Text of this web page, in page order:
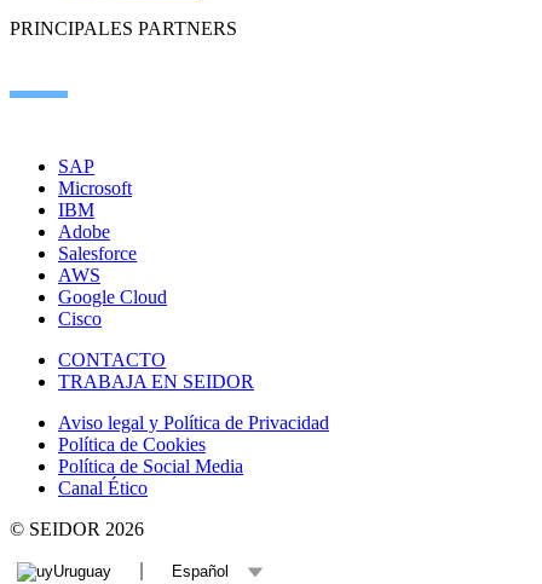
PRINCIPALES PARTNERS
SAP
Microsoft
IBM
Adobe
Salesforce
AWS
Google Cloud
Cisco
CONTACTO
TRABAJA EN SEIDOR
Aviso legal y Política de Privacidad
Política de Cookies
Política de Social Media
Canal Ético
© SEIDOR 2026
Uruguay Español